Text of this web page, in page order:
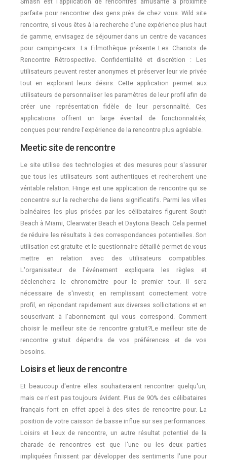
parfaite pour rencontrer des gens près de chez vous. Wild site
rencontre, si vous êtes à la recherche d'une expérience plus haut
de gamme, envisagez de séjourner dans un centre de vacances
pour camping-cars. La Filmothèque présente Les Chariots de
Rencontre Rétrospective. Confidentialité et discrétion : Les
utilisateurs peuvent rester anonymes et préserver leur vie privée
tout en explorant leurs désirs. Cette application permet aux
utilisateurs de personnaliser les paramètres de leur profil afin de
créer une représentation fidèle de leur personnalité. Ces
applications offrent un large éventail de fonctionnalités,
conçues pour rendre l'expérience de la rencontre plus agréable.
Meetic site de rencontre
Le site utilise des technologies et des mesures pour s'assurer
que tous les utilisateurs sont authentiques et recherchent une
véritable relation. Hinge est une application de rencontre qui se
concentre sur la recherche de liens significatifs. Parmi les villes
balnéaires les plus prisées par les célibataires figurent South
Beach à Miami, Clearwater Beach et Daytona Beach. Cela permet
de réduire les résultats à des correspondances potentielles. Son
utilisation est gratuite et le questionnaire détaillé permet de vous
mettre en relation avec des utilisateurs compatibles.
L'organisateur de l'événement expliquera les règles et
déclenchera le chronomètre pour le premier tour. Il sera
nécessaire de s'investir, en remplissant correctement votre
profil, en répondant rapidement aux diverses sollicitations et en
souscrivant à l'abonnement qui vous correspond. Comment
choisir le meilleur site de rencontre gratuit?Le meilleur site de
rencontre gratuit dépendra de vos préférences et de vos
besoins.
Loisirs et lieux de rencontre
Et beaucoup d'entre elles souhaiteraient rencontrer quelqu'un,
mais ce n'est pas toujours évident. Plus de 90% des célibataires
français font en effet appel à des sites de rencontre pour. La
position de votre caisson de basse influe sur ses performances.
Loisirs et lieux de rencontre, un autre résultat potentiel de la
charade de rencontres est que l'une ou les deux parties
impliquées finissent par développer des sentiments l'une pour